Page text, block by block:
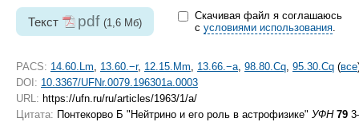
Текст pdf (1,6 Мб)
Скачивая файл я соглашаюсь
с условиями использования.
PACS: 14.60.Lm, 13.60.−r, 12.15.Mm, 13.66.−a, 98.80.Cq, 95.30.Cq (все
DOI: 10.3367/UFNr.0079.196301a.0003
URL: https://ufn.ru/ru/articles/1963/1/a/
Цитата: Понтекорво Б "Нейтрино и его роль в астрофизике" УФН 79